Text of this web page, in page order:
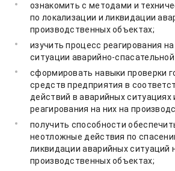
ознакомить с методами и
по локализации и ликвидации
производственных объектах;
изучить процесс реагирования
ситуации аварийно-
сформировать навыки проверки
средств предприятия в
действий в аварийных ситуациях
реагирования на них на
получить способности
неотложные действия по
ликвидации аварийных ситуаций
производственных объектах;